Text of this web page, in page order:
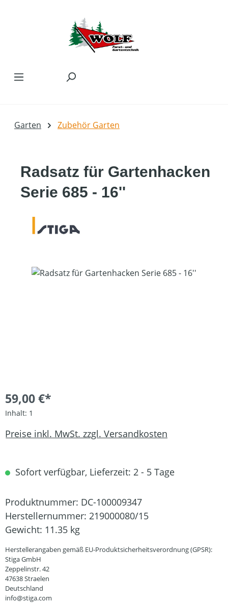
Garten Zubehör Garten
Radsatz für Gartenhacken
Serie 685 - 16''
Bildergalerie überspringen
59,00 €*
Inhalt: 1
Preise inkl. MwSt. zzgl. Versandkosten
Sofort verfügbar, Lieferzeit: 2 - 5 Tage
Produktnummer: DC-100009347
Herstellernummer: 219000080/15
Gewicht: 11.35 kg
Herstellerangaben gemäß EU-Produktsicherheitsverordnung (GPSR):
Stiga GmbH
Zeppelinstr. 42
47638 Straelen
Deutschland
info@stiga.com